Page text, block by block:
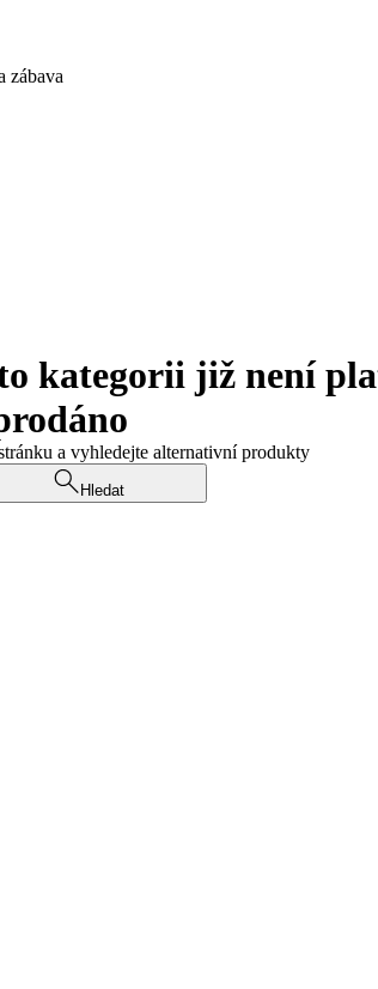
zábava
kategorii již není
a vyhledejte alternativní produkty
Hledat